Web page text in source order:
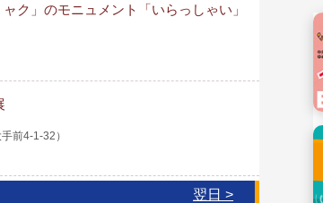
ク」のモニュメント「いらっしゃい」
前4-1-32）
翌日 >